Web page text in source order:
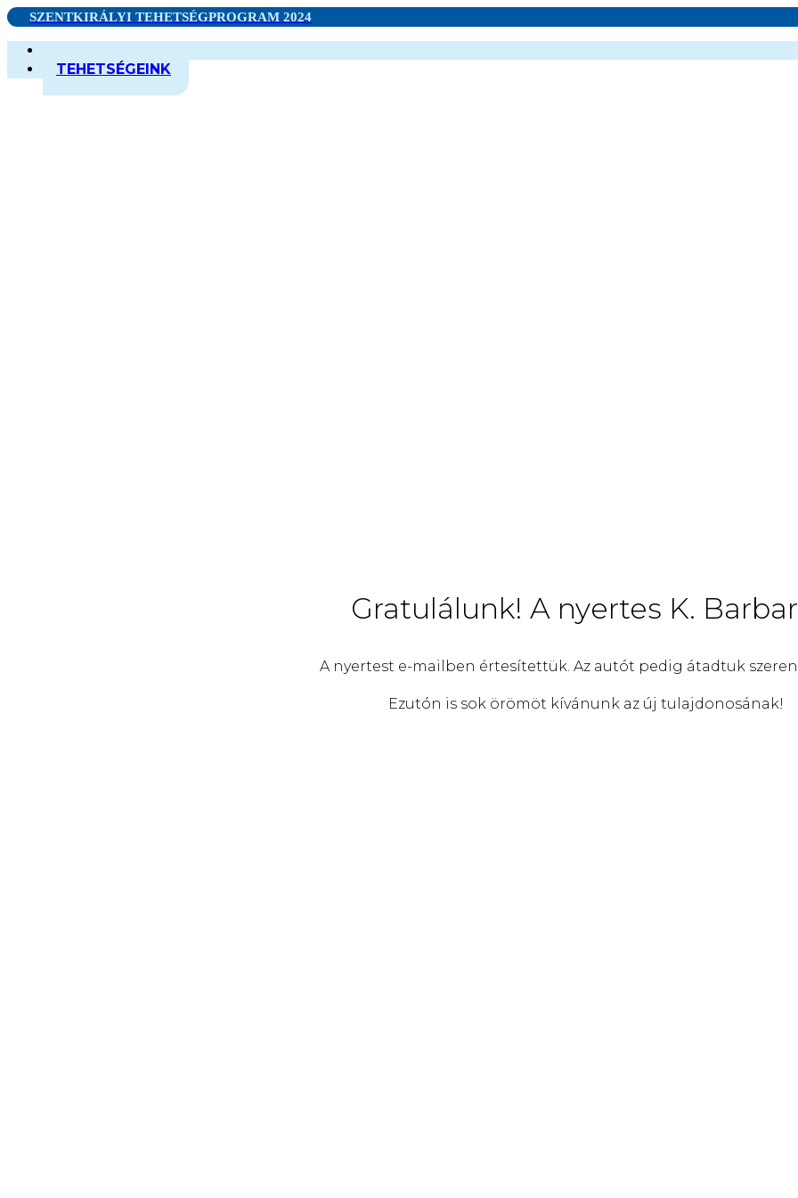
SZENTKIRÁLYI TEHETSÉGPROGRAM 2024
TEHETSÉGEINK
Gratulálunk! A nyertes K.
A nyertest e-mailben értesítettük. Az autót pedig átadtuk
Ezutón is sok örömöt kívánunk az új tulajdonosának!